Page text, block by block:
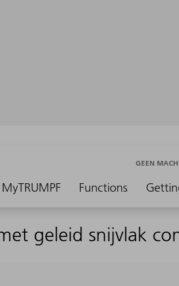
MyTRUMPF Functions
GEEN
geleid snijvlak